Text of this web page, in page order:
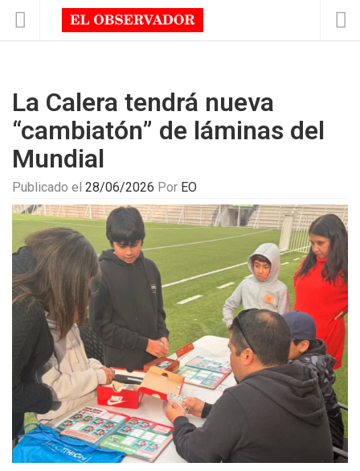
La Calera tendrá nueva
“cambiatón” de láminas del
Mundial
Publicado el 28/06/2026 Por EO